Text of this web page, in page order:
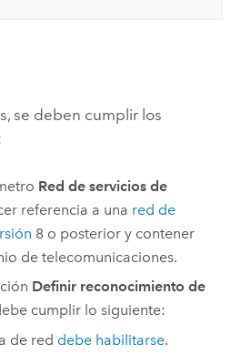
se deben cumplir los
Red de servicios de
referencia a una red de
8 o posterior y contener
de telecomunicaciones.
Definir reconocimiento de
cumplir lo siguiente:
de red debe habilitarse.